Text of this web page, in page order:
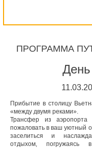
ПРОГРАММА
11.03
Прибытие в столицу
«между двумя реками».
Трансфер из
пожаловать в ваш уютный
заселиться и
отдыхом, погружаясь